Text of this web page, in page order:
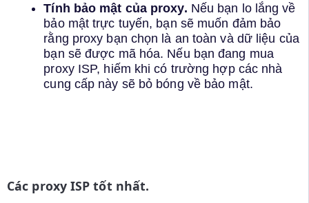
Tính bảo mật của proxy. Nếu bạn lo lắng về
bảo mật trực tuyến, bạn sẽ muốn đảm bảo
rằng proxy bạn chọn là an toàn và dữ liệu của
bạn sẽ được mã hóa. Nếu bạn đang mua
proxy ISP, hiếm khi có trường hợp các nhà
cung cấp này sẽ bỏ bóng về bảo mật.
Các proxy ISP tốt nhất.